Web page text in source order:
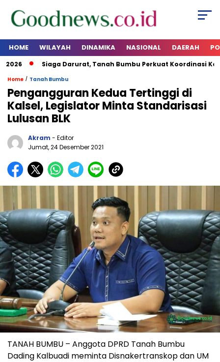
HOME WILAYAH DINAMIKA NASIONAL DAERAH
Siaga Darurat, Tanah Bumbu Perkuat Koordinasi
Home / Tanah Bumbu
Pengangguran Kedua Tertinggi di
Kalsel, Legislator Minta Standarisasi
Lulusan BLK
Akram - Editor
Jumat, 24 Desember 2021
TANAH BUMBU – Anggota DPRD Tanah Bumbu
Dading Kalbuadi meminta Disnakertranskop dan UM